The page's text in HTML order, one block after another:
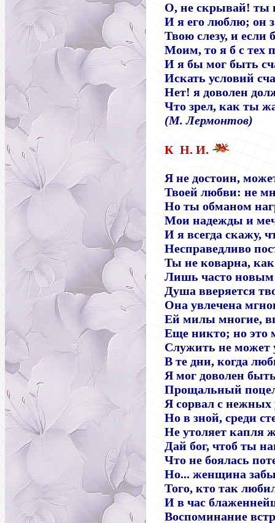
О, не скрывай! ты
И я его люблю; он
Твою слезу, и если
Моим, то я б с тех
И я бы мог быть
Искать условий
Нет! я доволен
Что зрел, как ты
(М. Лермонтов)
К Н. И.
Я не достоин,
Твоей любви: не
Но ты обманом
Мои надежды и
И я всегда скажу,
Несправедливо
Ты не коварна,
Лишь часто новым
Душа вверяется
Она увлечена
Ей милы многие,
Еще никто; но это
Служить не может
В те дни, когда
Я мог доволен
Прощальный
Я сорвал с нежных
Но в зной, среди
Не утоляет капля
Дай бог, чтоб ты
Что не боялась
Но... женщина
Того, кто так
И в час
Воспоминание